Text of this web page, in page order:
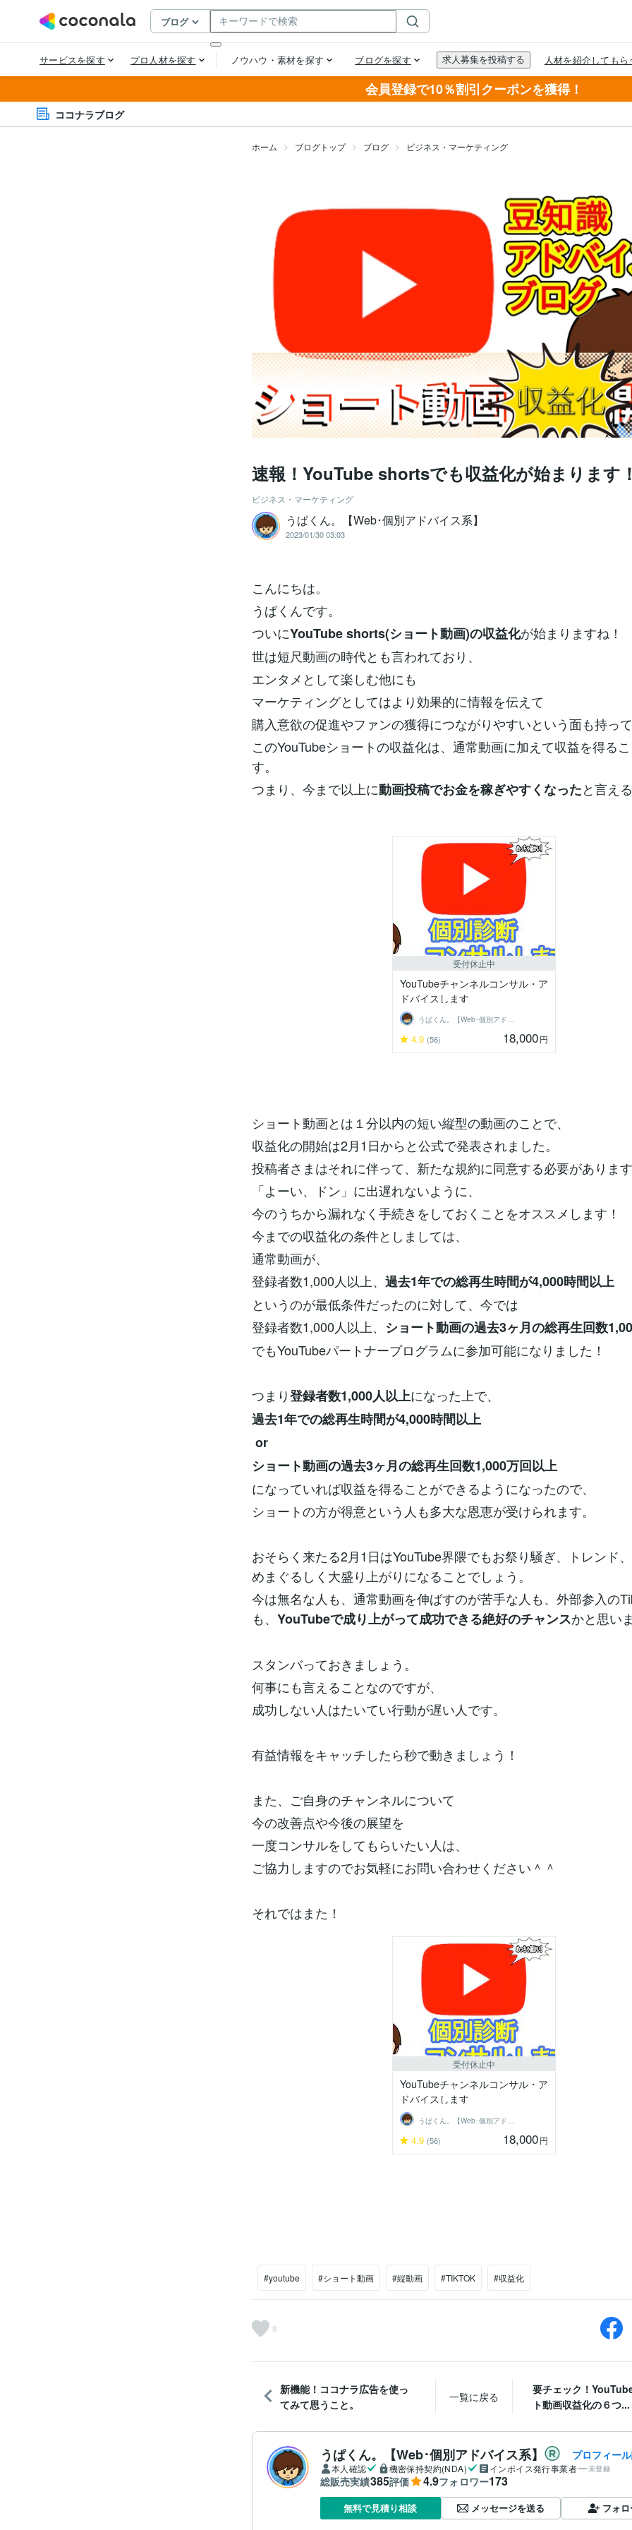
会員登録で10％割引クーポンを獲得！
ココナラブログ
ホーム ブログトップ ブログ ビジネス・マーケティング
速報！YouTube shortsでも収益化が始まります
ビジネス・マーケティング
うぱくん。【Web･個別アドバイス系】
2023/01/30 03:03
こんにちは。
うぱくんです。
ついにYouTube shorts(ショート動画)の収益化が始まりますね！
世は短尺動画の時代とも言われており、
エンタメとして楽しむ他にも
マーケティングとしてはより効果的に情報を伝えて
購入意欲の促進やファンの獲得につながりやすいという面も持っ
このYouTubeショートの収益化は、通常動画に加えて収益を得る
す。
つまり、今まで以上に動画投稿でお金を稼ぎやすくなったと言え
受付休止中
YouTubeチャンネルコンサル・ア
ドバイスします
うぱくん。【Web･個別アドバイス系】
4.9 (56) 18,000円
ショート動画とは１分以内の短い縦型の動画のことで、
収益化の開始は2月1日からと公式で発表されました。
投稿者さまはそれに伴って、新たな規約に同意する必要がありま
「よーい、ドン」に出遅れないように、
今のうちから漏れなく手続きをしておくことをオススメします！
今までの収益化の条件としましては、
通常動画が、
登録者数1,000人以上、 過去1年での総再生時間が4,000時間以上
というのが最低条件だったのに対して、今では
登録者数1,000人以上、 ショート動画の過去3ヶ月の総再生回数
でもYouTubeパートナープログラムに参加可能になりました！
つまり登録者数1,000人以上になった上で、
過去1年での総再生時間が4,000時間以上
or
ショート動画の過去3ヶ月の総再生回数1,000万回以上
になっていれば収益を得ることができるようになったので、
ショートの方が得意という人も多大な恩恵が受けられます。
おそらく来たる2月1日はYouTube界隈でもお祭り騒ぎ、トレンド
めまぐるしく大盛り上がりになることでしょう。
今は無名な人も、通常動画を伸ばすのが苦手な人も、外部参入の
も、 YouTubeで成り上がって成功できる絶好のチャンスかと思い
スタンバっておきましょう。
何事にも言えることなのですが、
成功しない人はたいてい行動が遅い人です。
有益情報をキャッチしたら秒で動きましょう！
また、ご自身のチャンネルについて
今の改善点や今後の展望を
一度コンサルをしてもらいたい人は、
ご協力しますのでお気軽にお問い合わせください＾＾
それではまた！
受付休止中
YouTubeチャンネルコンサル・ア
ドバイスします
4.9 (56) 18,000円
#youtube #ショート動画 #縦動画 #TIKTOK #収益化
8
新機能！ココナラ広告を使っ
てみて思うこと。
一覧に戻る
要チェック！
ト動画収益化の６つ...
うぱくん。【Web･個別アドバイス系】 プロフィー
本人確認 機密保持契約(NDA) インボイス発行事業者 未登録
総販売実績385評価 4.9フォロワー173
無料で見積り相談 メッセージを送る フォ